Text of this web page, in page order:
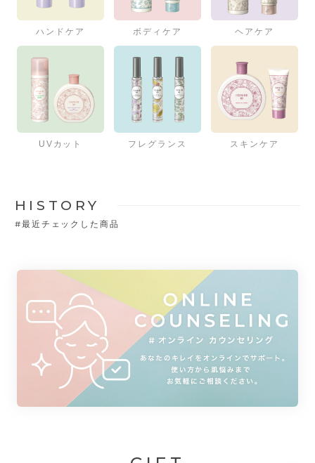
ハンドケア ボディケア ヘアケア
UVカット フレグランス スキンケア
HISTORY
#最近チェックした商品